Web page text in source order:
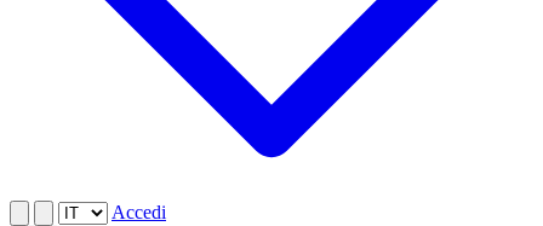
Accedi